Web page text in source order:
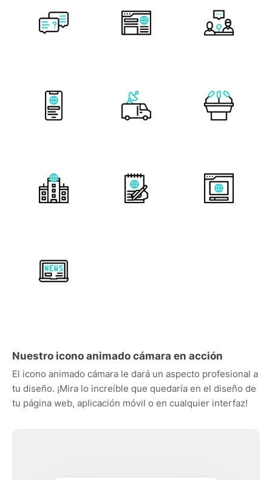
Nuestro icono animado cámara en acción
El icono animado cámara le dará un aspecto profesional a
tu diseño. ¡Mira lo increíble que quedaría en el diseño de
tu página web, aplicación móvil o en cualquier interfaz!